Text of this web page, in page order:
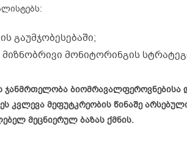
გაუმჯობესებაში;
მონიტორინგის
ჯანმრთელობა
კვლევა მეფუტკრეობის წინაშე
მეცნიერულ ბაზას ქმნის.